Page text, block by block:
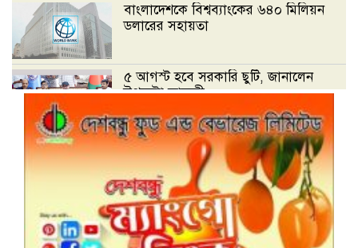
বাংলাদেশকে বিশ্বব্যাংকের ৬৪০ মিলিয়ন
ডলারের সহায়তা
৫ আগস্ট হবে সরকারি ছুটি, জানালেন
উপদেষ্টা ফারুকী
ডেঙ্গুতে একদিনে নতুন করে হাসপাতালে
ভর্তি ২৪৮ জন
বিদেশী ভাষা শিক্ষার প্রতি মাননীয় প্রধান
উপদেষ্টার গুরুত্বারোপ : প্রেক্ষিত কারিকুলাম-